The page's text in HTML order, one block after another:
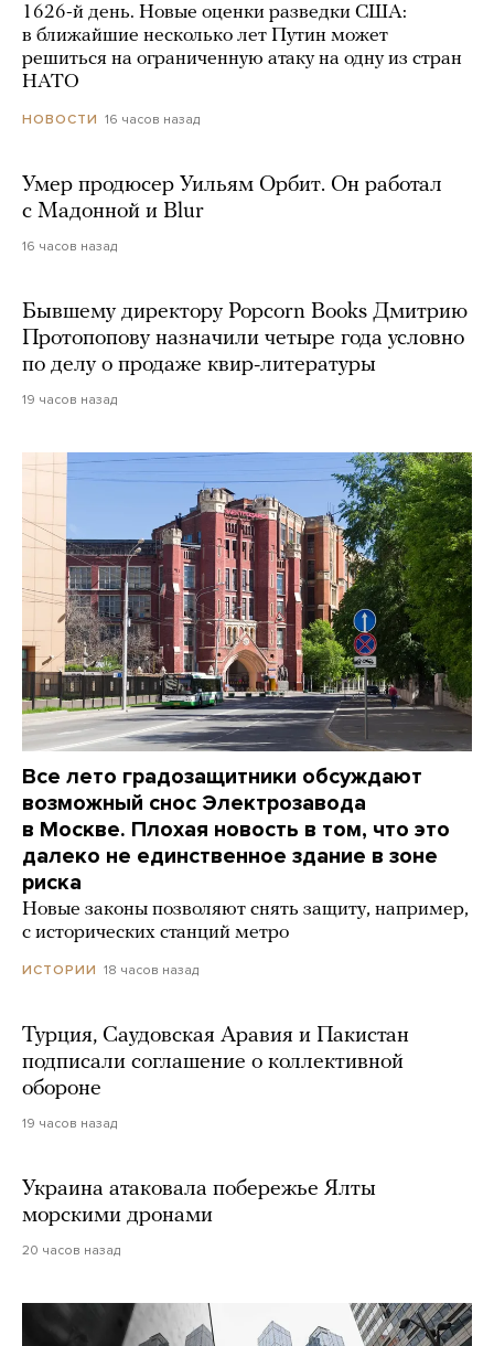
1626-й день. Новые оценки разведки США:
в ближайшие несколько лет Путин может
решиться на ограниченную атаку на одну из стран
НАТО
НОВОСТИ 16 часов назад
Умер продюсер Уильям Орбит. Он работал
с Мадонной и Blur
16 часов назад
Бывшему директору Popcorn Books Дмитрию
Протопопову назначили четыре года условно
по делу о продаже квир-литературы
19 часов назад
Все лето градозащитники обсуждают
возможный снос Электрозавода
в Москве. Плохая новость в том, что это
далеко не единственное здание в зоне
риска
Новые законы позволяют снять защиту, например,
с исторических станций метро
ИСТОРИИ 18 часов назад
Турция, Саудовская Аравия и Пакистан
подписали соглашение о коллективной
обороне
19 часов назад
Украина атаковала побережье Ялты
морскими дронами
20 часов назад